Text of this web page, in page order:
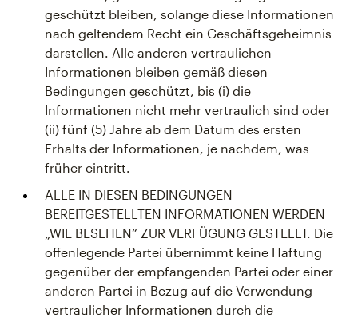
geschützt bleiben, solange diese Informationen
nach geltendem Recht ein Geschäftsgeheimnis
darstellen. Alle anderen vertraulichen
Informationen bleiben gemäß diesen
Bedingungen geschützt, bis (i) die
Informationen nicht mehr vertraulich sind oder
(ii) fünf (5) Jahre ab dem Datum des ersten
Erhalts der Informationen, je nachdem, was
früher eintritt.
ALLE IN DIESEN BEDINGUNGEN
BEREITGESTELLTEN INFORMATIONEN WERDEN
„WIE BESEHEN“ ZUR VERFÜGUNG GESTELLT. Die
offenlegende Partei übernimmt keine Haftung
gegenüber der empfangenden Partei oder einer
anderen Partei in Bezug auf die Verwendung
vertraulicher Informationen durch die